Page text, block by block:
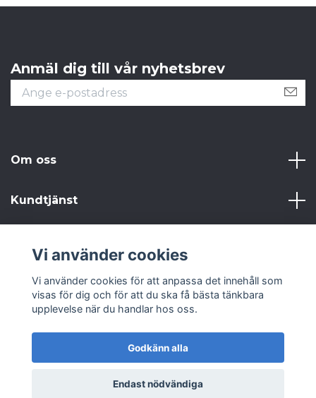
Anmäl dig till vår nyhetsbrev
Om oss
Kundtjänst
Sociala medier
© 2026 Från Gammalt till Annat AB
Vi använder cookies
Vi använder cookies för att anpassa det innehåll som
visas för dig och för att du ska få bästa tänkbara
upplevelse när du handlar hos oss.
Godkänn alla
Endast nödvändiga